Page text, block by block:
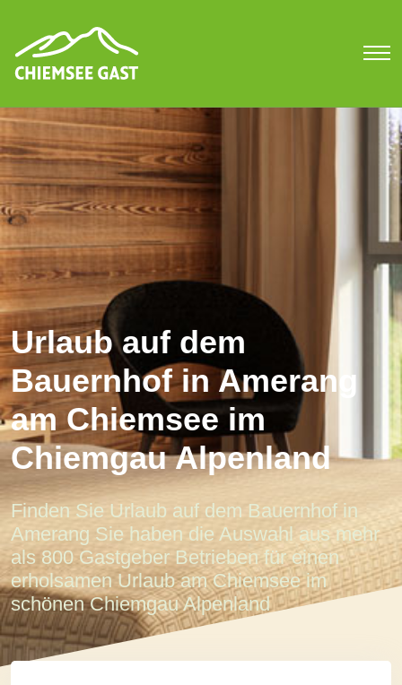
Urlaub auf dem
Bauernhof in Amerang
am Chiemsee im
Chiemgau Alpenland
Finden Sie Urlaub auf dem Bauernhof in
Amerang Sie haben die Auswahl aus mehr
als 800 Gastgeber Betrieben für einen
erholsamen Urlaub am Chiemsee im
schönen Chiemgau Alpenland